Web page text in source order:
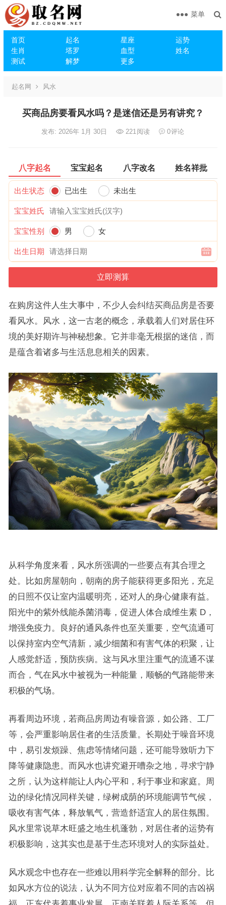
首页 起名 星座
运势
生肖
塔罗 血型
姓名
测试
解梦 更多
菜单
起名网 风水
买商品房要看风水吗？是迷信还是另有讲究？
发布: 2026年 1月 30日 221阅读 0评论
八字起名 宝宝起名 八字改名 姓名祥批
出生状态 已出生 未出生
宝宝姓氏
宝宝性别 男 女
出生日期
在购房这件人生大事中，不少人会纠结买商品房是否要
看风水。风水，这一古老的概念，承载着人们对居住环
境的美好期许与神秘想象。它并非毫无根据的迷信，而
是蕴含着诸多与生活息息相关的因素。
从科学角度来看，风水所强调的一些要点有其合理之
处。比如房屋朝向，朝南的房子能获得更多阳光，充足
的日照不仅让室内温暖明亮，还对人的身心健康有益。
阳光中的紫外线能杀菌消毒，促进人体合成维生素 D，
增强免疫力。良好的通风条件也至关重要，空气流通可
以保持室内空气清新，减少细菌和有害气体的积聚，让
人感觉舒适，预防疾病。这与风水里注重气的流通不谋
而合，气在风水中被视为一种能量，顺畅的气路能带来
积极的气场。
再看周边环境，若商品房周边有噪音源，如公路、工厂
等，会严重影响居住者的生活质量。长期处于噪音环境
中，易引发烦躁、焦虑等情绪问题，还可能导致听力下
降等健康隐患。而风水也讲究避开嘈杂之地，寻求宁静
之所，认为这样能让人内心平和，利于事业和家庭。周
边的绿化情况同样关键，绿树成荫的环境能调节气候，
吸收有害气体，释放氧气，营造舒适宜人的居住氛围。
风水里常说草木旺盛之地生机蓬勃，对居住者的运势有
积极影响，这其实也是基于生态环境对人的实际益处。
风水观念中也存在一些难以用科学完全解释的部分。比
如风水方位的说法，认为不同方位对应着不同的吉凶祸